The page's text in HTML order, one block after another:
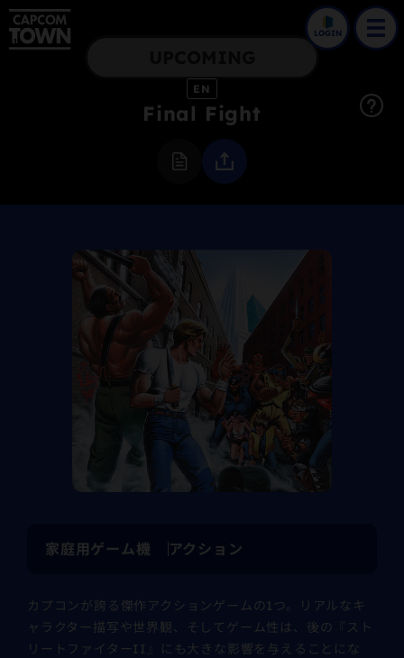
LOGIN
EN
Final Fight
家庭用ゲーム機 アクション
カプコンが誇る傑作アクションゲームの1つ。リアルなキ
ャラクター描写や世界観、そしてゲーム性は、後の『スト
リートファイターII』にも大きな影響を与えることにな